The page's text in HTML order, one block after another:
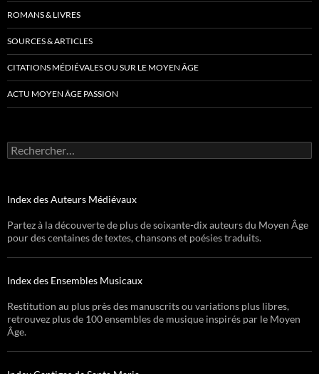
ROMANS & LIVRES
SOURCES & ARTICLES
CITATIONS MÉDIÉVALES OU SUR LE MOYEN ÂGE
ACTU MOYEN ÂGE PASSION
Rechercher :
Index des Auteurs Médiévaux
Partez à la découverte de plus de soixante-dix auteurs du Moyen Âge
pour des centaines de textes, chansons et poésies traduits.
Index des Ensembles Musicaux
Restitution au plus près des manuscrits ou variations plus libres,
retrouvez plus de 100 ensembles de musique inspirés par le Moyen
Âge.